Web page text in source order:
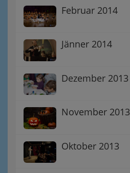
Februar 2014
Jänner 2014
Dezember 2013
November 2013
Oktober 2013